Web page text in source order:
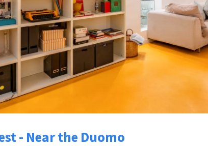
- Near the Duomo